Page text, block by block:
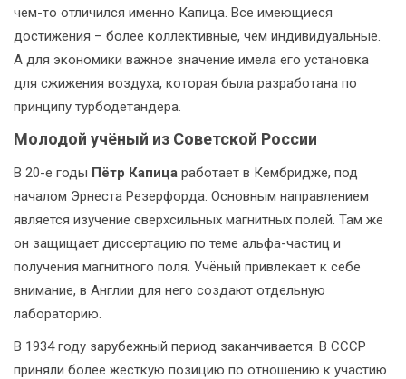
чем-то отличился именно Капица. Все имеющиеся
достижения – более коллективные, чем индивидуальные.
А для экономики важное значение имела его установка
для сжижения воздуха, которая была разработана по
принципу турбодетандера.
Молодой учёный из Советской России
В 20-е годы Пётр Капица работает в Кембридже, под
началом Эрнеста Резерфорда. Основным направлением
является изучение сверхсильных магнитных полей. Там же
он защищает диссертацию по теме альфа-частиц и
получения магнитного поля. Учёный привлекает к себе
внимание, в Англии для него создают отдельную
лабораторию.
В 1934 году зарубежный период заканчивается. В СССР
приняли более жёсткую позицию по отношению к участию